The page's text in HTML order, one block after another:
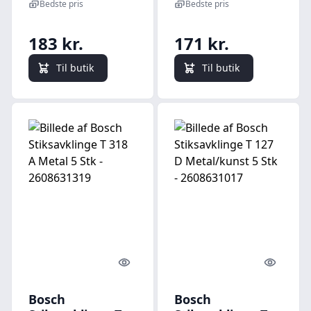
Bedste pris
183 kr.
Til butik
Bedste pris
171 kr.
Til butik
Quick look
Bosch
Quick
Bosch